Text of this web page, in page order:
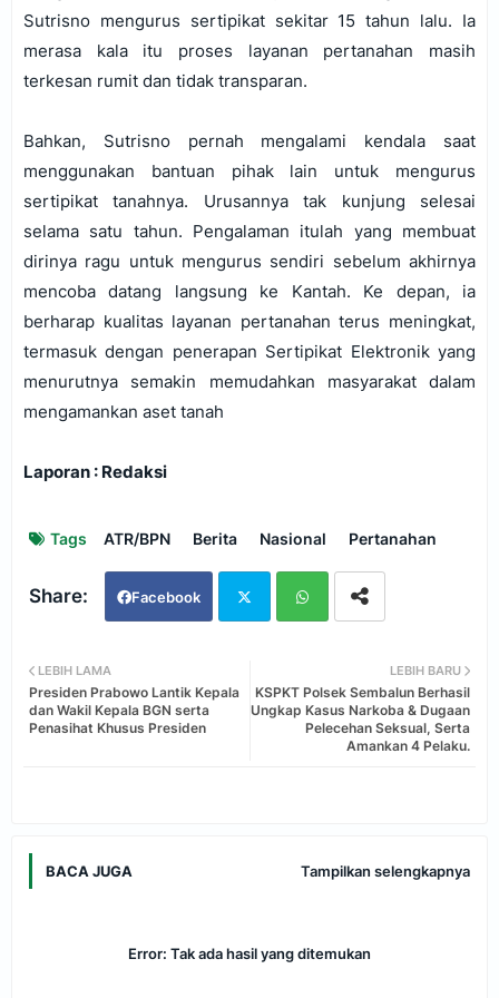
Sutrisno mengurus sertipikat sekitar 15 tahun lalu. Ia
merasa kala itu proses layanan pertanahan masih
terkesan rumit dan tidak transparan.
Bahkan, Sutrisno pernah mengalami kendala saat
menggunakan bantuan pihak lain untuk mengurus
sertipikat tanahnya. Urusannya tak kunjung selesai
selama satu tahun. Pengalaman itulah yang membuat
dirinya ragu untuk mengurus sendiri sebelum akhirnya
mencoba datang langsung ke Kantah. Ke depan, ia
berharap kualitas layanan pertanahan terus meningkat,
termasuk dengan penerapan Sertipikat Elektronik yang
menurutnya semakin memudahkan masyarakat dalam
mengamankan aset tanah
Laporan : Redaksi
Tags ATR/BPN Berita Nasional Pertanahan
Facebook
tter ats
LEBIH BARU
KSPKT Polsek Sembalun Berhasil
Ungkap Kasus Narkoba & Dugaan
Pelecehan Seksual, Serta
Amankan 4 Pelaku.
LEBIH LAMA
Presiden Prabowo Lantik Kepala
dan Wakil Kepala BGN serta
Penasihat Khusus Presiden
BACA JUGA Tampilkan selengkapnya
Error: Tak ada hasil yang ditemukan